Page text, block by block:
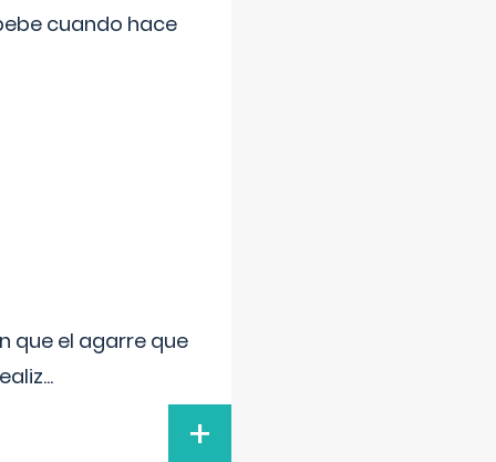
cuando hace
que el agarre que
...
+